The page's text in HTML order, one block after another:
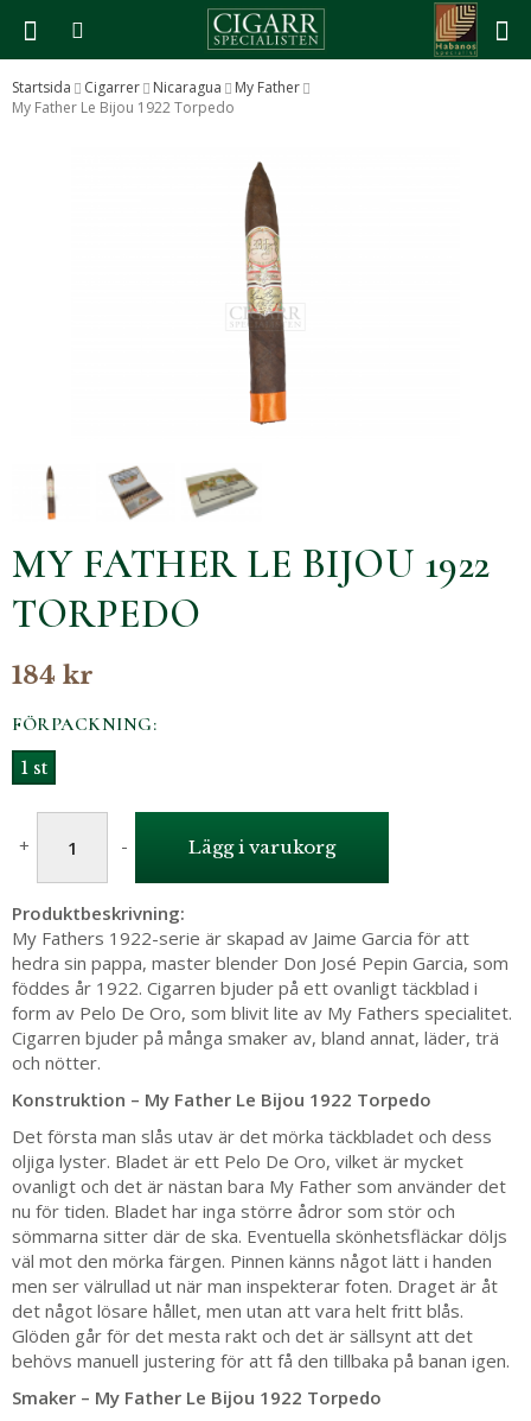
Produkten har blivit tillagd i varukorgen
Startsida Cigarrer Nicaragua
My Father
My Father Le Bijou 1922 Torpedo
MY FATHER LE BIJOU 1922
TORPEDO
184 kr
FÖRPACKNING:
1 st
+ - Lägg i varukorg
Produktbeskrivning:
My Fathers 1922-serie är skapad av Jaime Garcia för att
hedra sin pappa, master blender Don José Pepin Garcia, som
föddes år 1922. Cigarren bjuder på ett ovanligt täckblad i
form av Pelo De Oro, som blivit lite av My Fathers specialitet.
Cigarren bjuder på många smaker av, bland annat, läder, trä
och nötter.
Konstruktion – My Father Le Bijou 1922 Torpedo
Det första man slås utav är det mörka täckbladet och dess
oljiga lyster. Bladet är ett Pelo De Oro, vilket är mycket
ovanligt och det är nästan bara My Father som använder det
nu för tiden. Bladet har inga större ådror som stör och
sömmarna sitter där de ska. Eventuella skönhetsfläckar döljs
väl mot den mörka färgen. Pinnen känns något lätt i handen
men ser välrullad ut när man inspekterar foten. Draget är åt
det något lösare hållet, men utan att vara helt fritt blås.
Glöden går för det mesta rakt och det är sällsynt att det
behövs manuell justering för att få den tillbaka på banan igen.
Smaker – My Father Le Bijou 1922 Torpedo